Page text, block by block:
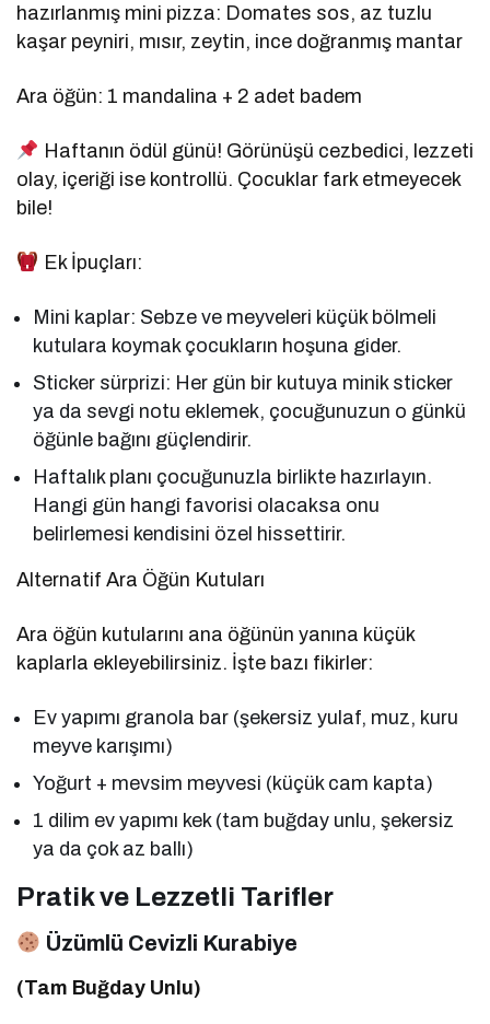
hazırlanmış mini pizza: Domates sos, az tuzlu
kaşar peyniri, mısır, zeytin, ince doğranmış mantar
Ara öğün: 1 mandalina + 2 adet badem
Haftanın ödül günü! Görünüşü cezbedici, lezzeti
olay, içeriği ise kontrollü. Çocuklar fark etmeyecek
bile!
Ek İpuçları:
Mini kaplar: Sebze ve meyveleri küçük bölmeli
kutulara koymak çocukların hoşuna gider.
Sticker sürprizi: Her gün bir kutuya minik sticker
ya da sevgi notu eklemek, çocuğunuzun o günkü
öğünle bağını güçlendirir.
Haftalık planı çocuğunuzla birlikte hazırlayın.
Hangi gün hangi favorisi olacaksa onu
belirlemesi kendisini özel hissettirir.
Alternatif Ara Öğün Kutuları
Ara öğün kutularını ana öğünün yanına küçük
kaplarla ekleyebilirsiniz. İşte bazı fikirler:
Ev yapımı granola bar (şekersiz yulaf, muz, kuru
meyve karışımı)
Yoğurt + mevsim meyvesi (küçük cam kapta)
1 dilim ev yapımı kek (tam buğday unlu, şekersiz
ya da çok az ballı)
Pratik ve Lezzetli Tarifler
Üzümlü Cevizli Kurabiye
(Tam Buğday Unlu)